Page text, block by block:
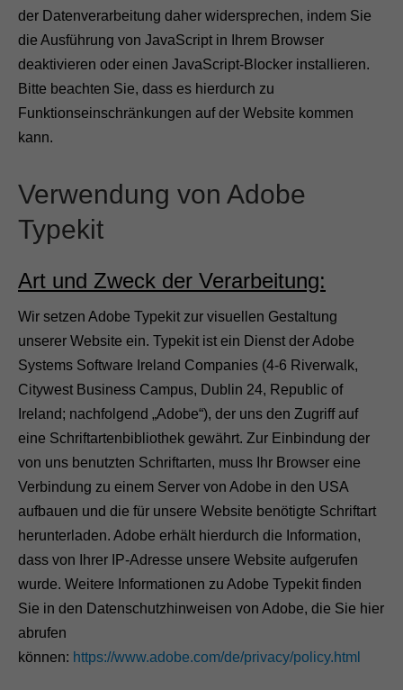
der Datenverarbeitung daher widersprechen, indem Sie
die Ausführung von JavaScript in Ihrem Browser
deaktivieren oder einen JavaScript-Blocker installieren.
Bitte beachten Sie, dass es hierdurch zu
Funktionseinschränkungen auf der Website kommen
kann.
Verwendung von Adobe
Typekit
Art und Zweck der Verarbeitung:
Wir setzen Adobe Typekit zur visuellen Gestaltung
unserer Website ein. Typekit ist ein Dienst der Adobe
Systems Software Ireland Companies (4-6 Riverwalk,
Citywest Business Campus, Dublin 24, Republic of
Ireland; nachfolgend „Adobe“), der uns den Zugriff auf
eine Schriftartenbibliothek gewährt. Zur Einbindung der
von uns benutzten Schriftarten, muss Ihr Browser eine
Verbindung zu einem Server von Adobe in den USA
aufbauen und die für unsere Website benötigte Schriftart
herunterladen. Adobe erhält hierdurch die Information,
dass von Ihrer IP-Adresse unsere Website aufgerufen
wurde. Weitere Informationen zu Adobe Typekit finden
Sie in den Datenschutzhinweisen von Adobe, die Sie hier
abrufen
können: https://www.adobe.com/de/privacy/policy.html